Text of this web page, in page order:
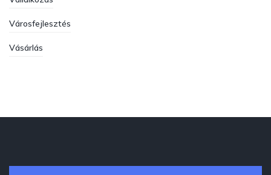
Városfejlesztés
Vásárlás